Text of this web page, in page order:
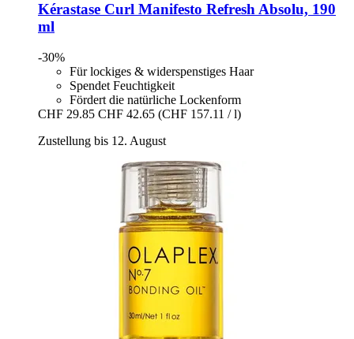
Kérastase Curl Manifesto Refresh Absolu, 190
ml
-30%
Für lockiges & widerspenstiges Haar
Spendet Feuchtigkeit
Fördert die natürliche Lockenform
CHF 29.85 CHF 42.65 (CHF 157.11 / l)
Zustellung bis 12. August